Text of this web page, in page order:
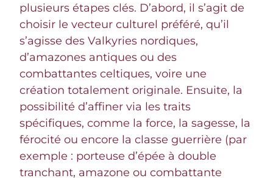
plusieurs étapes clés. D’abord, il s’agit de
choisir le vecteur culturel préféré, qu’il
s’agisse des Valkyries nordiques,
d’amazones antiques ou des
combattantes celtiques, voire une
création totalement originale. Ensuite, la
possibilité d’affiner via les traits
spécifiques, comme la force, la sagesse, la
férocité ou encore la classe guerrière (par
exemple : porteuse d’épée à double
tranchant, amazone ou combattante